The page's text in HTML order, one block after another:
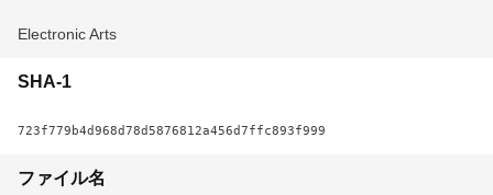
Electronic Arts
SHA-1
723f779b4d968d78d5876812a456d7ffc893f999
ファイル名